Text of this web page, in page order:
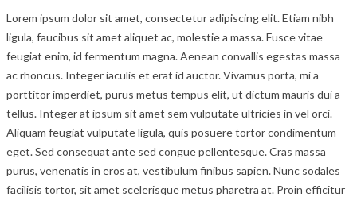
Lorem ipsum dolor sit amet, consectetur adipiscing elit. Etiam nibh
ligula, faucibus sit amet aliquet ac, molestie a massa. Fusce vitae
feugiat enim, id fermentum magna. Aenean convallis egestas massa
ac rhoncus. Integer iaculis et erat id auctor. Vivamus porta, mi a
porttitor imperdiet, purus metus tempus elit, ut dictum mauris dui a
tellus. Integer at ipsum sit amet sem vulputate ultricies in vel orci.
Aliquam feugiat vulputate ligula, quis posuere tortor condimentum
eget. Sed consequat ante sed congue pellentesque. Cras massa
purus, venenatis in eros at, vestibulum finibus sapien. Nunc sodales
facilisis tortor, sit amet scelerisque metus pharetra at. Proin efficitur